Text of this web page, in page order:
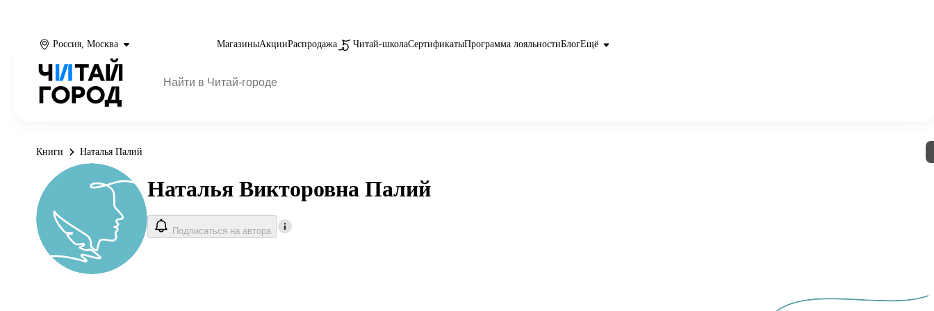
Россия, Москва МагазиныАкцииРаспродажа Читай-школаСертификатыПрограмма лояльностиБлогЕщё
Книги Наталья Палий
Наталья Викторовна Палий
Подписаться на автора